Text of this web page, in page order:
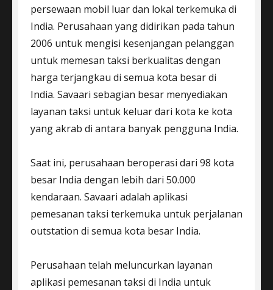
persewaan mobil luar dan lokal terkemuka di
India. Perusahaan yang didirikan pada tahun
2006 untuk mengisi kesenjangan pelanggan
untuk memesan taksi berkualitas dengan
harga terjangkau di semua kota besar di
India. Savaari sebagian besar menyediakan
layanan taksi untuk keluar dari kota ke kota
yang akrab di antara banyak pengguna India.
Saat ini, perusahaan beroperasi dari 98 kota
besar India dengan lebih dari 50.000
kendaraan. Savaari adalah aplikasi
pemesanan taksi terkemuka untuk perjalanan
outstation di semua kota besar India.
Perusahaan telah meluncurkan layanan
aplikasi pemesanan taksi di India untuk